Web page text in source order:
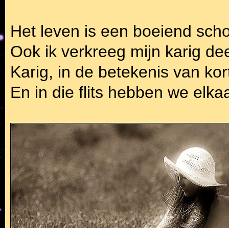
Het leven is een boeiend
Ook ik verkreeg mijn karig
Karig, in de betekenis van
En in die flits hebben we